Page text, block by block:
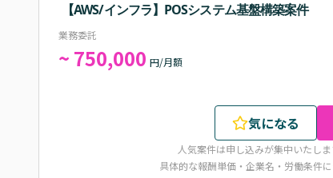
【AWS/インフラ】POSシステム基盤構築案件
業務委託
~ 750,000 円/月額
気になる
人気案件は申し込みが集中いたし
具体的な報酬単価・企業名・労働条件